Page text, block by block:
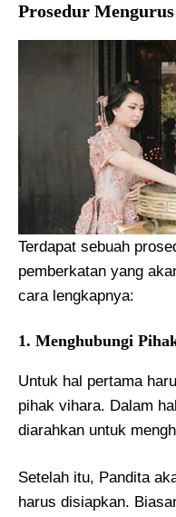
Prosedur
Terdapat sebuah
pemberkatan yang
cara lengkapnya:
1. Menghubungi
Untuk hal pertama
pihak vihara. Dalam
diarahkan untuk
Setelah itu, Pandita
harus disiapkan.